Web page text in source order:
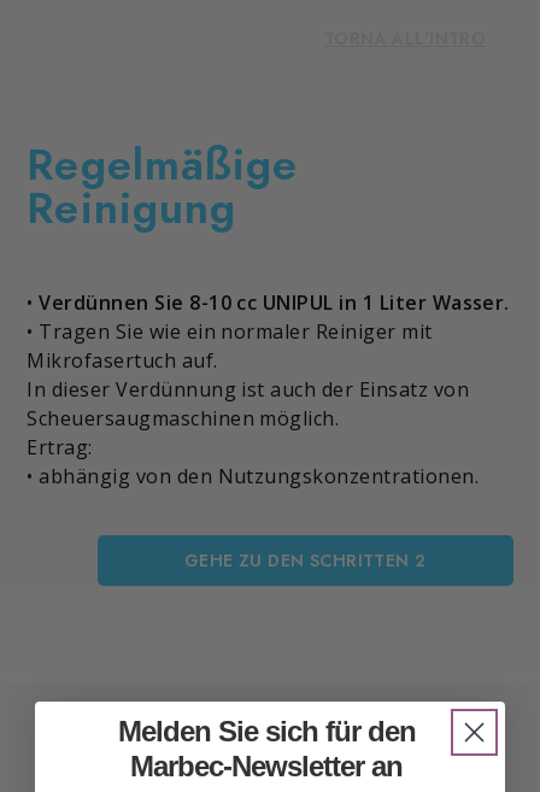
Regelmäßige
Reinigung
•Verdünnen Sie 8-10 cc UNIPUL in 1 Liter Wasser.
• Tragen Sie wie ein normaler Reiniger mit
Mikrofasertuch auf.
In dieser Verdünnung ist auch der Einsatz von
Scheuersaugmaschinen möglich.
Ertrag:
• abhängig von den Nutzungskonzentrationen.
GEHE ZU DEN SCHRITTEN 2
TORNA ALL'INTRO
Melden Sie sich für den
Marbec-Newsletter an